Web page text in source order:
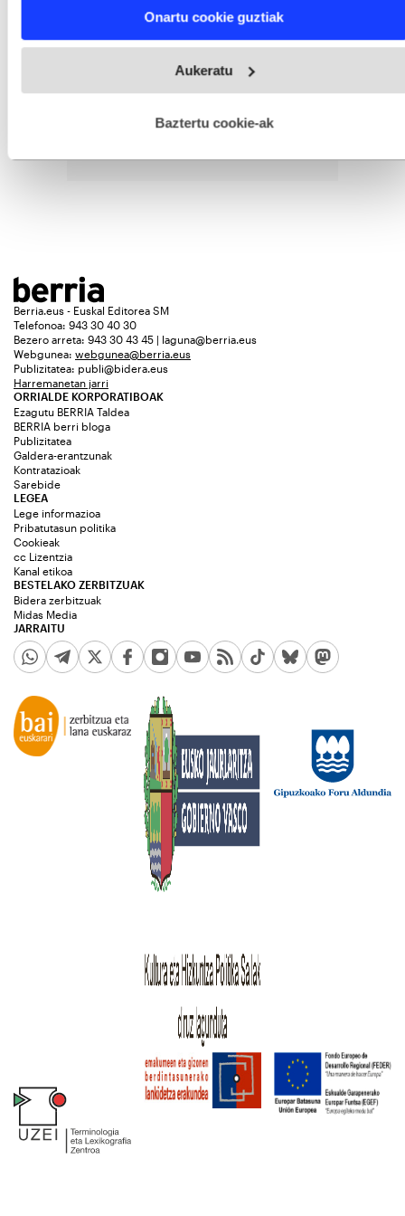
and set your preferences in thedetails section
fitxategiak erabiltzen ditu. Zure esperientzia eta zerbitzuak
esplizitua ematen diguzu.Gehiago irakurri
Onartu cookie guztiak
Aukeratu
Baztertu cookie-ak
Berria.eus - Euskal Editorea SM
Telefonoa: 943 30 40 30
Bezero arreta: 943 30 43 45 | laguna@berria.eus
Webgunea: webgunea@berria.eus
Publizitatea: publi@bidera.eus
Harremanetan jarri
ORRIALDE KORPORATIBOAK
Ezagutu BERRIA Taldea
BERRIA berri bloga
Publizitatea
Galdera-erantzunak
Kontratazioak
Sarebide
JARRAITU
LEGEA
Lege informazioa
Pribatutasun politika
Cookieak
cc Lizentzia
Kanal etikoa
BESTELAKO ZERBITZUAK
Bidera zerbitzuak
Midas Media